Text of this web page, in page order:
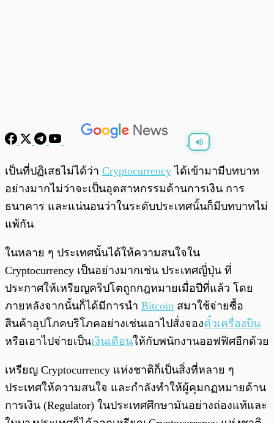
พร้อมเล่น 0:00/
เป็นที่ปฏิเสธไม่ได้ว่า Cryptocurrency ได้เข้ามามีบทบาท
อย่างมากไม่ว่าจะเป็นอุตสาหกรรมด้านการเงิน การ
ธนาคาร และแน่นอนว่าในระดับประเทศนั้นก็มีบทบาทไม่
แพ้กัน
ในหลาย ๆ ประเทศนั้นได้ให้ความสนใจใน
Cryptocurrency เป็นอย่างมากเช่น ประเทศญี่ปุ่น ที่
ประกาศให้เหรียญคริปโตถูกกฎหมายเมื่อปีที่แล้ว โดย
ภายหลังจากนั้นก็ได้มีการนำ Bitcoin สมาใช้จ่ายซื้อ
สินค้าอุปโภคบริโภคอย่างเช่นเอาไปสั่งจองตั๋วเครื่องบิน
หรือเอาไปจ่ายเป็นเงินเดือนให้กับพนักงานออฟฟิศอีกด้วย
เหรียญ Cryptocurrency แห่งชาติก็เป็นสิ่งที่หลาย ๆ
ประเทศให้ความสนใจ และกำลังทำให้ผู้คุมกฏหมายด้าน
การเงิน (Regulator) ในประเทศศึกษามันอย่างถ่องแท้และ